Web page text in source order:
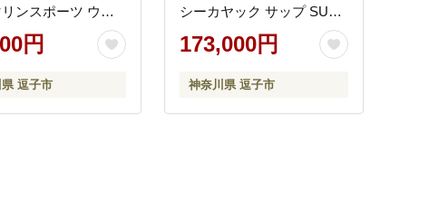
ンスポーツ ウエ
ーツ リラックス 少
辺 逗子海岸 波少
子市
円
逗子市
シーカヤック サップ SUP
着 ウエットスーツ ハワイ
神奈川県 逗子市
173,000円
神奈川県 逗子市